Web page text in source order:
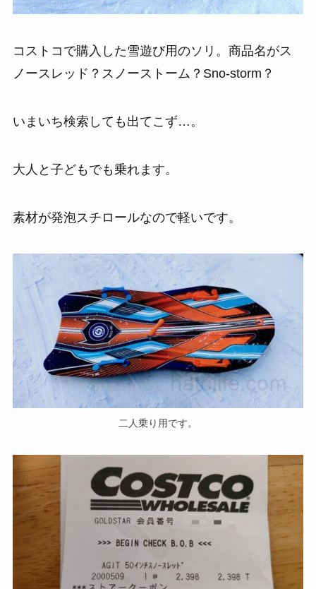
コストコで購入した雪遊び用のソリ。商品名がス
ノースレッド？スノーストーム？Sno-storm？
いまいち検索しても出てこず…。
大人と子どもでも乗れます。
素材が発泡スチロールなので軽いです。
二人乗り用です。